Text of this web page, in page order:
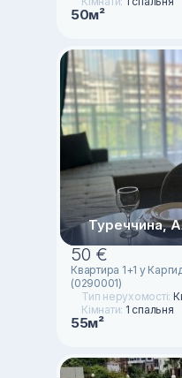
50м²
Туреччина,
50 €
Квартира 1+1 у
(0290001)
Тип нерухомості:
Кімнати: 1 спальня
55м²